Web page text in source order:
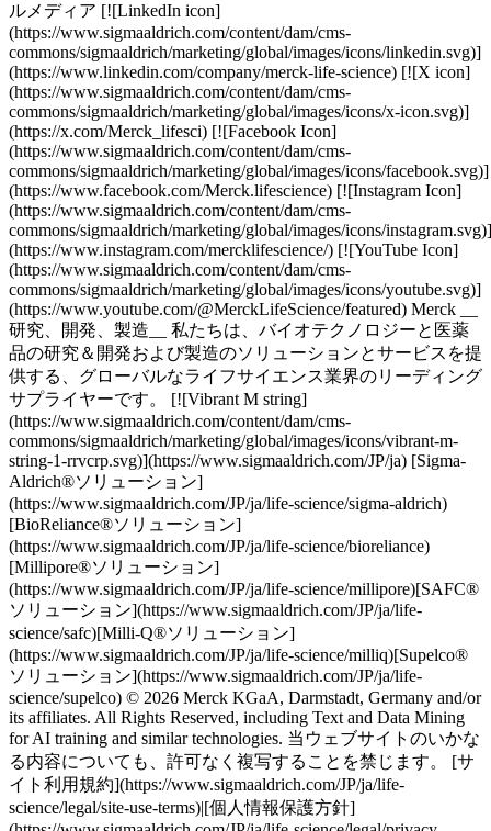
ルメディア [![LinkedIn icon]
(https://www.sigmaaldrich.com/content/dam/cms-
commons/sigmaaldrich/marketing/global/images/icons/linkedin.svg)]
(https://www.linkedin.com/company/merck-life-science) [![X icon]
(https://www.sigmaaldrich.com/content/dam/cms-
commons/sigmaaldrich/marketing/global/images/icons/x-icon.svg)]
(https://x.com/Merck_lifesci) [![Facebook Icon]
(https://www.sigmaaldrich.com/content/dam/cms-
commons/sigmaaldrich/marketing/global/images/icons/facebook.svg)]
(https://www.facebook.com/Merck.lifescience) [![Instagram Icon]
(https://www.sigmaaldrich.com/content/dam/cms-
commons/sigmaaldrich/marketing/global/images/icons/instagram.svg)]
(https://www.instagram.com/mercklifescience/) [![YouTube Icon]
(https://www.sigmaaldrich.com/content/dam/cms-
commons/sigmaaldrich/marketing/global/images/icons/youtube.svg)]
(https://www.youtube.com/@MerckLifeScience/featured) Merck __
研究、開発、製造__ 私たちは、バイオテクノロジーと医薬
品の研究＆開発および製造のソリューションとサービスを提
供する、グローバルなライフサイエンス業界のリーディング
サプライヤーです。 [![Vibrant M string]
(https://www.sigmaaldrich.com/content/dam/cms-
commons/sigmaaldrich/marketing/global/images/icons/vibrant-m-
string-1-rrvcrp.svg)](https://www.sigmaaldrich.com/JP/ja) [Sigma-
Aldrich®ソリューション]
(https://www.sigmaaldrich.com/JP/ja/life-science/sigma-aldrich)
[BioReliance®ソリューション]
(https://www.sigmaaldrich.com/JP/ja/life-science/bioreliance)
[Millipore®ソリューション]
(https://www.sigmaaldrich.com/JP/ja/life-science/millipore)[SAFC®
ソリューション](https://www.sigmaaldrich.com/JP/ja/life-
science/safc)[Milli-Q®ソリューション]
(https://www.sigmaaldrich.com/JP/ja/life-science/milliq)[Supelco®
ソリューション](https://www.sigmaaldrich.com/JP/ja/life-
science/supelco) © 2026 Merck KGaA, Darmstadt, Germany and/or
its affiliates. All Rights Reserved, including Text and Data Mining
for AI training and similar technologies. 当ウェブサイトのいかな
る内容についても、許可なく複写することを禁じます。 [サ
イト利用規約](https://www.sigmaaldrich.com/JP/ja/life-
science/legal/site-use-terms)|[個人情報保護方針]